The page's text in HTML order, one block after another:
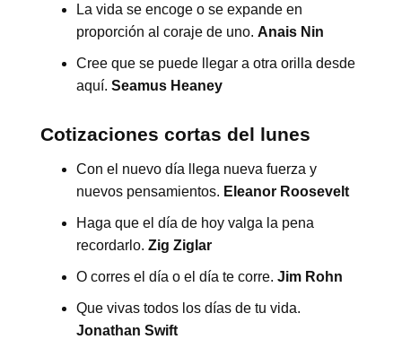
La vida se encoge o se expande en
proporción al coraje de uno. Anais Nin
Cree que se puede llegar a otra orilla desde
aquí. Seamus Heaney
Cotizaciones cortas del lunes
Con el nuevo día llega nueva fuerza y ​​
nuevos pensamientos. Eleanor Roosevelt
Haga que el día de hoy valga la pena
recordarlo. Zig Ziglar
O corres el día o el día te corre. Jim Rohn
Que vivas todos los días de tu vida.
Jonathan Swift